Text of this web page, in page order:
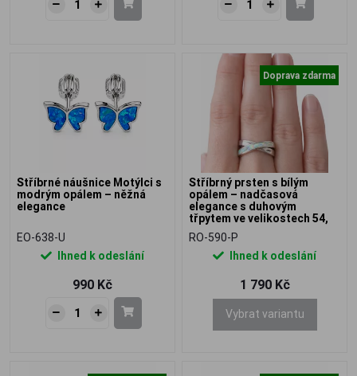
Stříbrné náušnice Motýlci s
modrým opálem – něžná
elegance
EO-638-U
Ihned k odeslání
990 Kč
Doprava zdarma
Stříbrný prsten s bílým
opálem – nadčasová
elegance s duhovým
třpytem ve velikostech 54,
62
RO-590-P
Ihned k odeslání
1 790 Kč
Vybrat variantu